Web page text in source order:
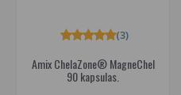
Amix ChelaZone® MagneChel
90 kapsulas.
(3)